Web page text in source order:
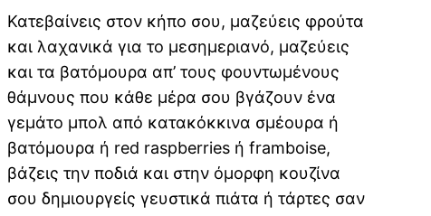
Κατεβαίνεις στον κήπο σου, μαζεύεις φρούτα
και λαχανικά για το μεσημεριανό, μαζεύεις
και τα βατόμουρα απ’ τους φουντωμένους
θάμνους που κάθε μέρα σου βγάζουν ένα
γεμάτο μπολ από κατακόκκινα σμέουρα ή
βατόμουρα ή red raspberries ή framboise,
βάζεις την ποδιά και στην όμορφη κουζίνα
σου δημιουργείς γευστικά πιάτα ή τάρτες σαν